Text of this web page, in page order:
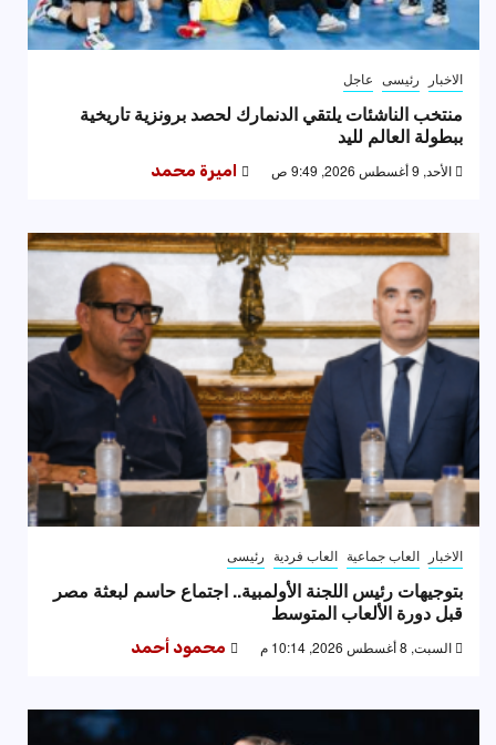
الاخبار رئيسى عاجل
منتخب الناشئات يلتقي الدنمارك لحصد برونزية تاريخية
ببطولة العالم لليد
الأحد, 9 أغسطس 2026, 9:49 ص اميرة محمد
الاخبار العاب جماعية العاب فردية رئيسى
بتوجيهات رئيس اللجنة الأولمبية.. اجتماع حاسم لبعثة مصر
قبل دورة الألعاب المتوسط
السبت, 8 أغسطس 2026, 10:14 م محمود أحمد